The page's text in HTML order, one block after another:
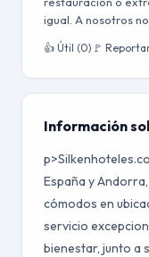
igual. A nosotros
👍 Útil (0) 🚩
Información
España y
cómodos en
servicio
bienestar, junto a